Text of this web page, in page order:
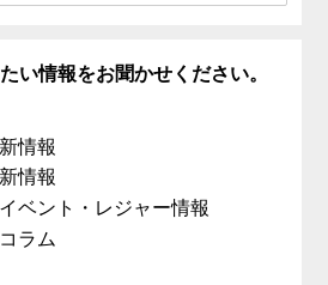
い情報をお聞かせください。
情報
情報
ベント・レジャー情報
ラム